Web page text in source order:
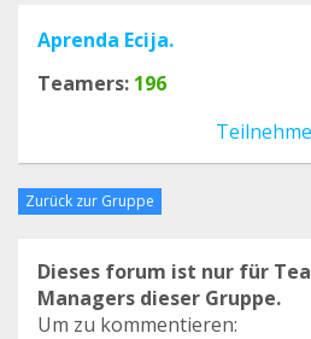
Aprenda Ecija.
Teamers: 196
Zurück zur Gruppe
Dieses forum ist nur für
Managers dieser Gruppe.
Um zu kommentieren: